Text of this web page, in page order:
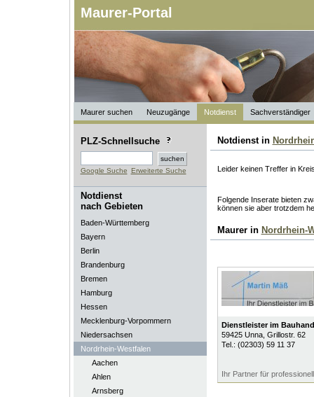
Maurer-Portal
Maurer suchen Neuzugänge Notdienst Sachverständiger
PLZ-Schnellsuche
Google Suche Erweiterte Suche
Notdienst
nach Gebieten
Baden-Württemberg
Bayern
Berlin
Brandenburg
Bremen
Hamburg
Hessen
Mecklenburg-Vorpommern
Niedersachsen
Nordrhein-Westfalen
Aachen
Ahlen
Arnsberg
Notdienst in
Leider keinen Treffer in
Folgende Inserate bieten
können sie aber trotzdem
Maurer in Nordrhein-
Dienstleister im
59425 Unna, Grillostr. 62
Tel.: (02303) 59 11 37
Ihr Partner für